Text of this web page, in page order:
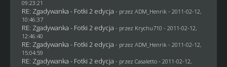
09:23:21
RE: Zgadywanka - Fotki 2 edycja - przez ADM_Henrik - 2011-02-12,
10:46:37
RE: Zgadywanka - Fotki 2 edycja - przez Krychu710 - 2011-02-12,
12:46:40
RE: Zgadywanka - Fotki 2 edycja - przez ADM_Henrik - 2011-02-12,
15:04:59
RE: Zgadywanka - Fotki 2 edycja - przez Casaletto- 2011-02-12,